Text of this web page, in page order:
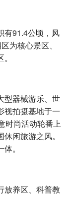
有91.4公顷，风
为核心景区、
型器械游乐、世
视拍摄基地于一
时尚活动轮番上
闲旅游之风。
。
放养区、科普教